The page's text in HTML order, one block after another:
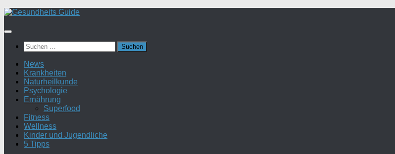
Suchen
nach:
News
Krankheiten
Naturheilkunde
Psychologie
Ernährung
Superfood
Fitness
Wellness
Kinder und Jugendliche
5 Tipps